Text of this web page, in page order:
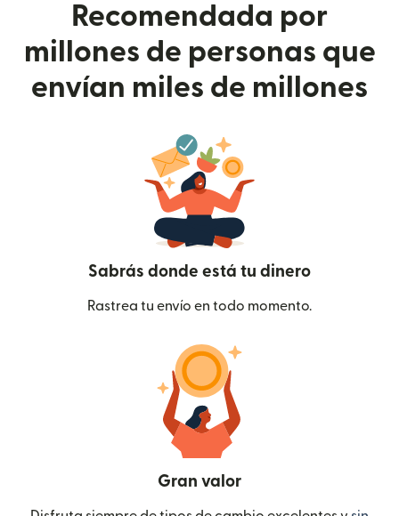
Recomendada por
millones de personas que
envían miles de millones
Sabrás donde está tu dinero
Rastrea tu envío en todo momento.
Gran valor